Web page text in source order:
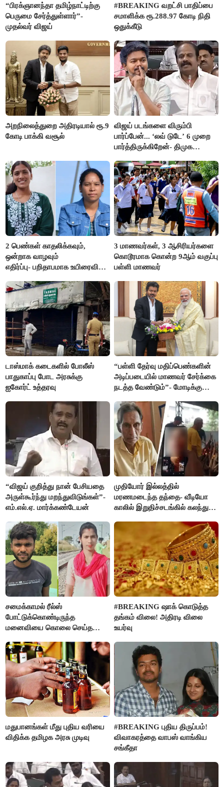
“பிரக்ஞானந்தா தமிழ்நாட்டிற்கு
பெருமை சேர்த்துள்ளார்”-
முதல்வர் விஜய்
#BREAKING வறட்சி பாதிப்பை
சமாளிக்க ரூ.288.97 கோடி நிதி
ஒதுக்கீடு
அறநிலைத்துறை அதிரடியால் ரூ.9
கோடி பாக்கி வசூல்
விஜய் படங்களை விரும்பி
பார்ப்பேன்... ‘லவ் டுடே’ 6 முறை
பார்த்திருக்கிறேன்- திமுக
2 பெண்கள் காதலிக்கவும்,
ஒன்றாக வாழவும்
எதிர்ப்பு- பறிதாபமாக உயிரைவிட்ட
3 மாணவர்கள், 3 ஆசிரியர்களை
கொடூரமாக கொன்ற 9ஆம் வகுப்பு
பள்ளி மாணவர்
டாஸ்மாக் கடைகளில் போலீஸ்
பாதுகாப்பு போட அரசுக்கு
ஐகோர்ட் உத்தரவு
“பள்ளி தேர்வு மதிப்பெண்களின்
அடிப்படையில் மாணவர் சேர்க்கை
நடத்த வேண்டும்”- மோடிக்கு
“விஜய் குறித்து நான் பேசியதை
அருள்கூர்ந்து மறந்துவிடுங்கள்”-
எம்.எல்.ஏ. மார்க்கண்டேயன்
முதியோர் இல்லத்தில்
மரணமடைந்த தந்தை- வீடியோ
காலில் இறுதிச்சடங்கில் கலந்து
சமைக்காமல் ரீல்ஸ்
போட்டுக்கொண்டிருந்த
மனைவியை கொலை செய்த
#BREAKING ஷாக் கொடுத்த
தங்கம் விலை! அதிரடி விலை
உயர்வு
மதுபானங்கள் மீது புதிய வரியை
விதிக்க தமிழக அரசு முடிவு
#BREAKING புதிய திருப்பம்!
விவாகரத்தை வாபஸ் வாங்கிய
சங்கீதா